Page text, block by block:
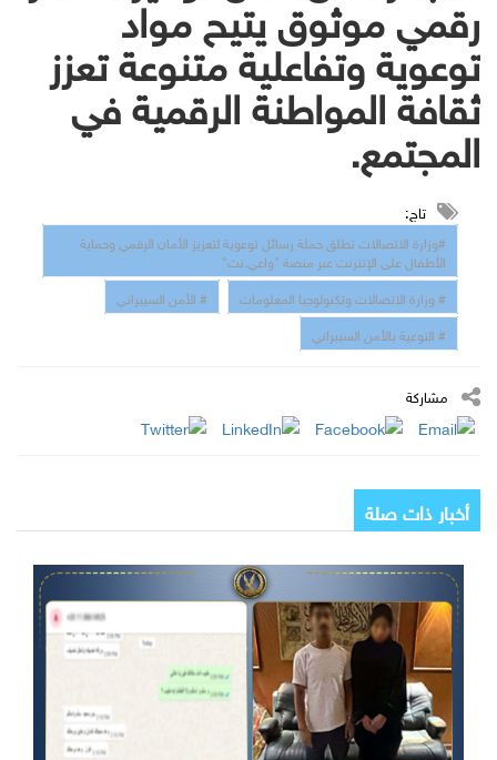
رقمي موثوق يتيح مواد
توعوية وتفاعلية متنوعة تعزز
ثقافة المواطنة الرقمية في
المجتمع.
تاج:
#وزارة الاتصالات تطلق حملة رسائل توعوية لتعزيز الأمان الرقمي وحماية
الأطفال على الإنترنت عبر منصة "واعي.نت"
# وزارة الاتصالات وتكنولوجيا المعلومات
# الأمن السيبراني
# التوعية بالأمن السيبراني
مشاركة
أخبار ذات صلة